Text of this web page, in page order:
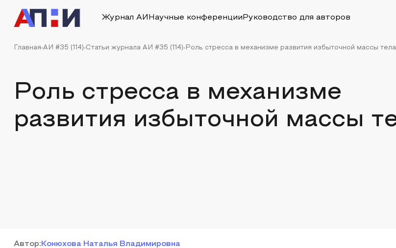
Журнал АИ Научные конференции Руководство для авторов
Главная АИ #35 (114) Статьи журнала АИ #35 (114) Роль стресса в механизме развития избыточной массы тела
Роль стресса в механизме
развития избыточной массы
Автор: Конюхова Наталья Владимировна